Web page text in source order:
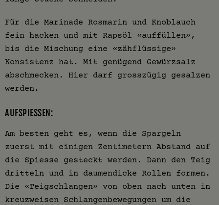
Für die Marinade Rosmarin und Knoblauch
fein hacken und mit Rapsöl «auffüllen»,
bis die Mischung eine «zähflüssige»
Konsistenz hat. Mit genügend Gewürzsalz
abschmecken. Hier darf grosszügig gesalzen
werden.
AUFSPIESSEN:
Am besten geht es, wenn die Spargeln
zuerst mit einigen Zentimetern Abstand auf
die Spiesse gesteckt werden. Dann den Teig
dritteln und in daumendicke Rollen formen.
Die «Teigschlangen» von oben nach unten in
kreuzweisen Schlangenbewegungen um die